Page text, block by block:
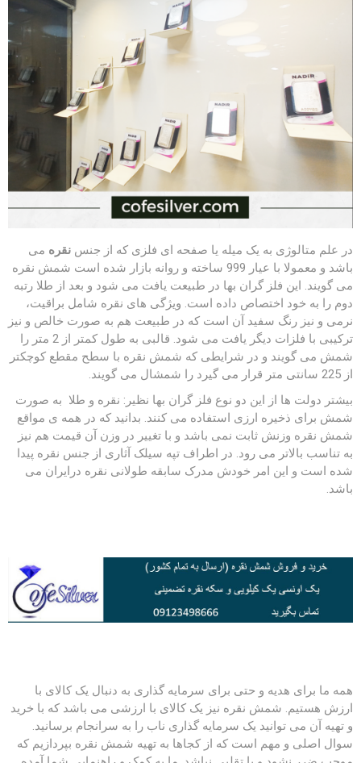
در علم متالوژی به یک میله یا صفحه ای فلزی که از جنس نقره می
باشد و معمولا با عیار 999 ساخته و روانه بازار شده است شمش نقره
می گویند. این فلز گران بها در طبیعت یافت می شود و بعد از طلا رتبه
دوم را به خود اختصاص داده است. ویژگی های نقره شامل براقیت،
نرمی و نیز رنگ سفید آن است که در طبیعت هم به صورت خالص و نیز
ترکیبی با فلزات دیگر یافت می شود. قالبی به طول کمتر از 2 متر را
شمش می گویند و در شرایطی که شمش نقره با سطح مقطع کوچکتر
از 225 سانتی متر قرار می گیرد را شمشال می گویند.
بیشتر دولت ها از این دو نوع فلز گران بها نظیر: نقره و طلا به صورت
شمش برای ذخیره ارزی استفاده می کنند. بدانید که در همه ی مواقع
شمش نقره وزنش ثابت نمی باشد و با تغییر در وزن آن قیمت هم نیز
به تناسب بالاتر می رود. در اطراف تپه سیلک آثاری از جنس نقره پیدا
شده است و این امر خودش مدرک سابقه طولانی نقره درایران می
باشد.
همه ما برای هدیه و حتی برای سرمایه گذاری به دنبال یک کالای با
ارزش هستیم. شمش نقره نیز یک کالای با ارزشی می باشد که با خرید
و تهیه آن می توانید یک سرمایه گذاری ناب را به سرانجام برسانید.
سوال اصلی و مهم است که از کجاها به تهیه شمش نقره بپردازیم که